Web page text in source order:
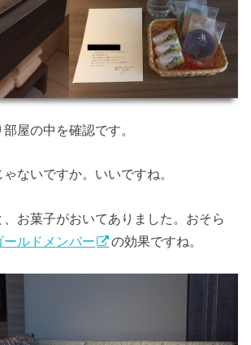
屋の中を確認です。
ないですか。いいですね。
お菓子がおいてありました。おそら
ールドメンバー の効果ですね。